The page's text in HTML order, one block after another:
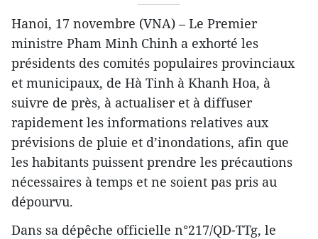
Hanoi, 17 novembre (VNA) – Le Premier
ministre Pham Minh Chinh a exhorté les
présidents des comités populaires provinciaux
et municipaux, de Hà Tinh à Khanh Hoa, à
suivre de près, à actualiser et à diffuser
rapidement les informations relatives aux
prévisions de pluie et d’inondations, afin que
les habitants puissent prendre les précautions
nécessaires à temps et ne soient pas pris au
dépourvu.
Dans sa dépêche officielle n°217/QD-TTg, le